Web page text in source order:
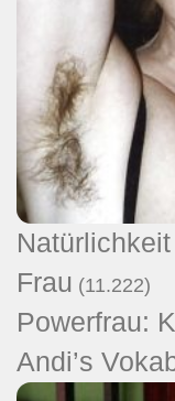
Frau (11.222)
Powerfrau:
Andi’s